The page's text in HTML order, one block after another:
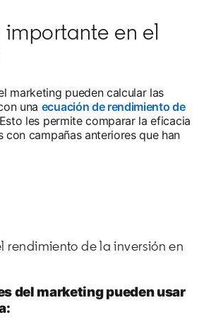
importante en el
marketing pueden calcular las
una ecuación de rendimiento de
les permite comparar la eficacia
con campañas anteriores que han
rendimiento de la inversión en
del marketing pueden usar